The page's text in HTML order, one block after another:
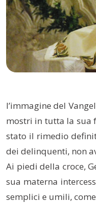
l’immagine del
mostri in tutta la sua
stato il rimedio
dei delinquenti, non
Ai piedi della croce,
sua materna
semplici e umili,